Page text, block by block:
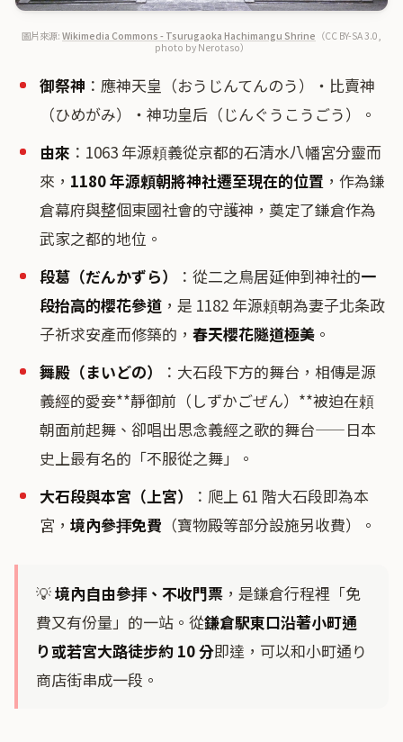
圖片來源: Wikimedia Commons - Tsurugaoka Hachimangu Shrine （CC BY-SA 3.0,
photo by Nerotaso）
御祭神 ：應神天皇（おうじんてんのう）・比賣神
（ひめがみ）・神功皇后（じんぐうこうごう）。
由來 ：1063 年源頼義從京都的石清水八幡宮分靈而
來， 1180 年源頼朝將神社遷至現在的位置 ，作為鎌
倉幕府與整個東國社會的守護神，奠定了鎌倉作為
武家之都的地位。
段葛（だんかずら）
：從二之鳥居延伸到神社的一
段抬高的櫻花參道 ，是 1182 年源頼朝為妻子北条政
子祈求安產而修築的， 春天櫻花隧道極美 。
舞殿（まいどの）
：大石段下方的舞台，相傳是源
義經的愛妾**靜御前（しずかごぜん）**被迫在頼
朝面前起舞、卻唱出思念義經之歌的舞台——日本
史上最有名的「不服從之舞」。
大石段與本宮（上宮）
：爬上 61 階大石段即為本
宮， 境內參拝免費 （寶物殿等部分設施另收費）。
💡境內自由參拝、不收門票 ，是鎌倉行程裡「免
費又有份量」的一站。從鎌倉駅東口沿著小町通
り或若宮大路徒步約 10 分即達，可以和小町通り
商店街串成一段。